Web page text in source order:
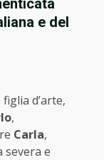
e del
figlia d’arte,
,
Carla,
severa e